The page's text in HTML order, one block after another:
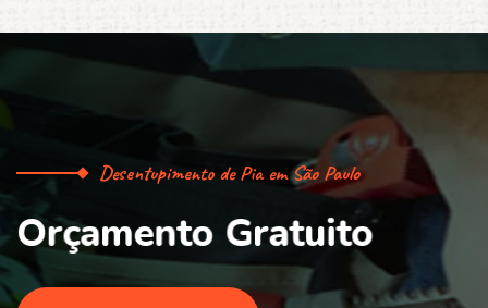
Desentupimento de Pia em São Paulo
Orçamento Gratuito